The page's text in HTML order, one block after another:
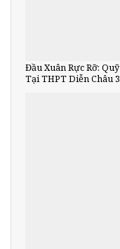
Đầu Xuân Rực Rỡ:
Tại THPT Diễn Châu 3